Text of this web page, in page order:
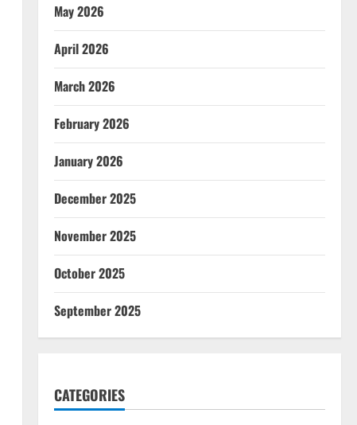
May 2026
April 2026
March 2026
February 2026
January 2026
December 2025
November 2025
October 2025
September 2025
CATEGORIES